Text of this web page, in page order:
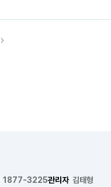
1877-3225관리자 김태형